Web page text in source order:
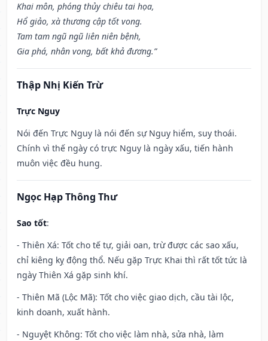
Khai môn, phóng thủy chiêu tai họa,
Hổ giảo, xà thương cập tốt vong.
Tam tam ngũ ngũ liên niên bệnh,
Gia phá, nhân vong, bất khả đương.”
Thập Nhị Kiến Trừ
Trực Nguy
Nói đến Trực Nguy là nói đến sự Nguy hiểm, suy thoái.
Chính vì thế ngày có trực Nguy là ngày xấu, tiến hành
muôn việc đều hung.
Ngọc Hạp Thông Thư
Sao tốt:
- Thiên Xá: Tốt cho tế tự, giải oan, trừ được các sao xấu,
chỉ kiêng kỵ động thổ. Nếu gặp Trực Khai thì rất tốt tức là
ngày Thiên Xá gặp sinh khí.
- Thiên Mã (Lộc Mã): Tốt cho việc giao dịch, cầu tài lộc,
kinh doanh, xuất hành.
- Nguyệt Không: Tốt cho việc làm nhà, sửa nhà, làm